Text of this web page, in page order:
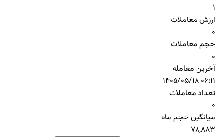
1
ارزش معاملات
0
حجم معاملات
0
آخرین معامله
1405/05/18 06:11
تعداد معاملات
0
میانگین حجم ماه
78,883